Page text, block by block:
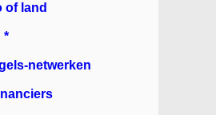
of land
*
netwerken